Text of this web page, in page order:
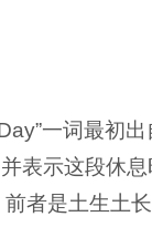
一词最初
表示这段休
前者是土生土